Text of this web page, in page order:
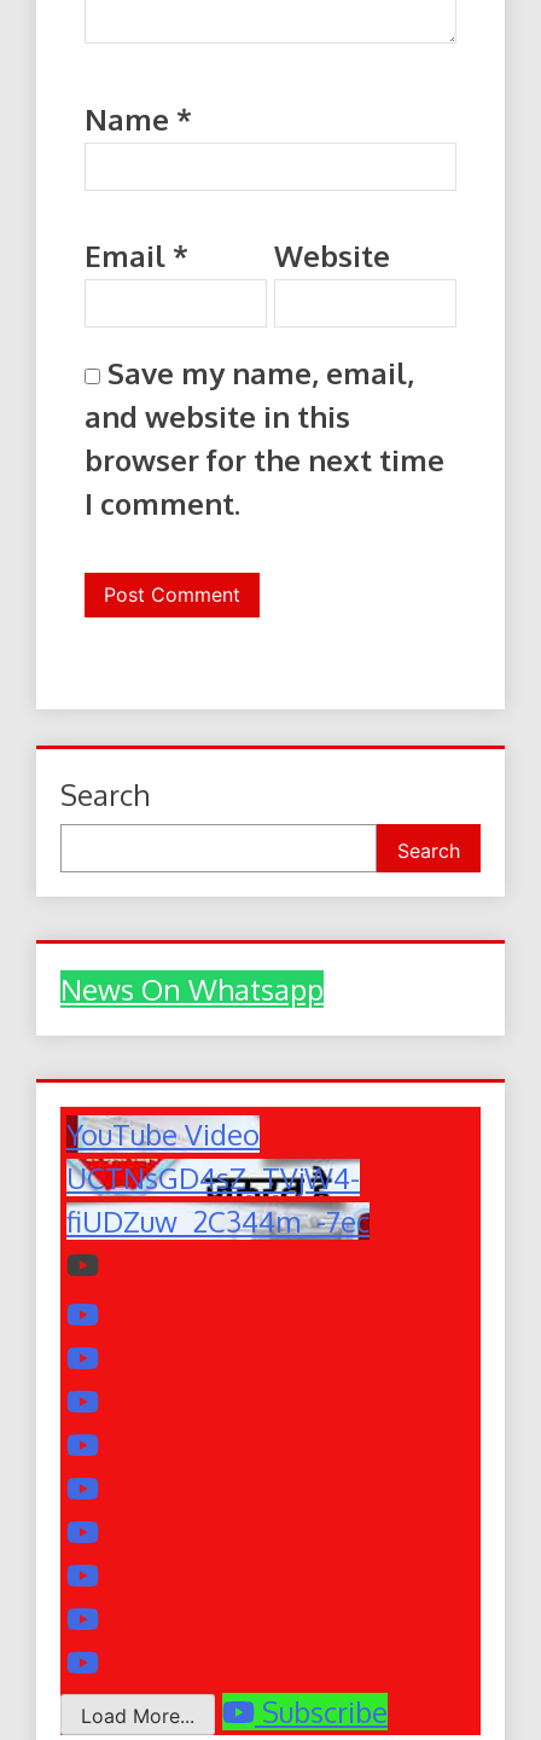
Name *
Email * Website
Save my name, email,
and website in this
browser for the next time
I comment.
Search
Search
News On Whatsapp
YouTube Video
UCTNsGD4sZ_TVjW4-
fiUDZuw_2C344m_-7ec
Load More... Subscribe